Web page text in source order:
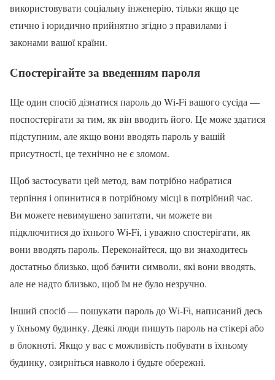
використовувати соціальну інженерію, тільки якщо це
етично і юридично прийнятно згідно з правилами і
законами вашої країни.
Спостерігайте за введенням пароля
Ще один спосіб дізнатися пароль до Wi-Fi вашого сусіда —
поспостерігати за тим, як він вводить його. Це може здатися
підступним, але якщо вони вводять пароль у вашій
присутності, це технічно не є зломом.
Щоб застосувати цей метод, вам потрібно набратися
терпіння і опинитися в потрібному місці в потрібний час.
Ви можете невимушено запитати, чи можете ви
підключитися до їхнього Wi-Fi, і уважно спостерігати, як
вони вводять пароль. Переконайтеся, що ви знаходитесь
достатньо близько, щоб бачити символи, які вони вводять,
але не надто близько, щоб їм не було незручно.
Інший спосіб — пошукати пароль до Wi-Fi, написаний десь
у їхньому будинку. Деякі люди пишуть пароль на стікері або
в блокноті. Якщо у вас є можливість побувати в їхньому
будинку, озирніться навколо і будьте обережні.